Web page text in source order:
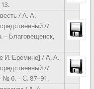
/ А. А.
//
– Благовещенск,
И. Еремине] / А. А.
//
№ 6. – С. 87–91.